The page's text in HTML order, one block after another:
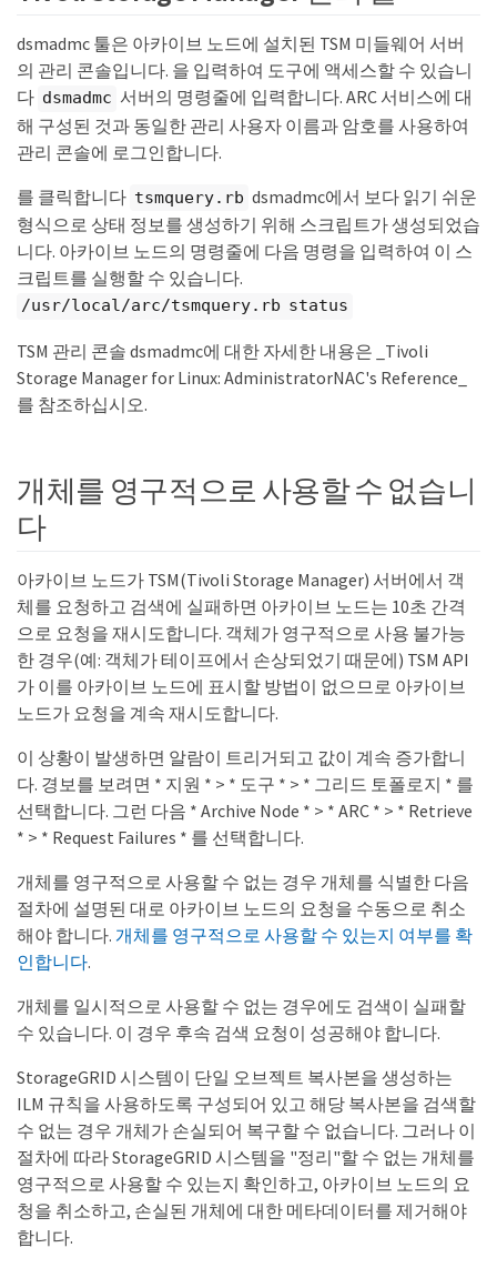
dsmadmc 툴은 아카이브 노드에 설치된 TSM 미들웨어 서버
의 관리 콘솔입니다. 을 입력하여 도구에 액세스할 수 있습니
다 dsmadmc 서버의 명령줄에 입력합니다. ARC 서비스에 대
해 구성된 것과 동일한 관리 사용자 이름과 암호를 사용하여
관리 콘솔에 로그인합니다.
를 클릭합니다 tsmquery.rb dsmadmc에서 보다 읽기 쉬운
형식으로 상태 정보를 생성하기 위해 스크립트가 생성되었습
니다. 아카이브 노드의 명령줄에 다음 명령을 입력하여 이 스
크립트를 실행할 수 있습니다.
/usr/local/arc/tsmquery.rb status
TSM 관리 콘솔 dsmadmc에 대한 자세한 내용은 _Tivoli
Storage Manager for Linux: AdministratorNAC's Reference_
를 참조하십시오.
개체를 영구적으로 사용할 수 없습니
다
아카이브 노드가 TSM(Tivoli Storage Manager) 서버에서 객
체를 요청하고 검색에 실패하면 아카이브 노드는 10초 간격
으로 요청을 재시도합니다. 객체가 영구적으로 사용 불가능
한 경우(예: 객체가 테이프에서 손상되었기 때문에) TSM API
가 이를 아카이브 노드에 표시할 방법이 없으므로 아카이브
노드가 요청을 계속 재시도합니다.
이 상황이 발생하면 알람이 트리거되고 값이 계속 증가합니
다. 경보를 보려면 * 지원 * > * 도구 * > * 그리드 토폴로지 * 를
선택합니다. 그런 다음 * Archive Node * > * ARC * > * Retrieve
* > * Request Failures * 를 선택합니다.
개체를 영구적으로 사용할 수 없는 경우 개체를 식별한 다음
절차에 설명된 대로 아카이브 노드의 요청을 수동으로 취소
해야 합니다. 개체를 영구적으로 사용할 수 있는지 여부를 확
인합니다.
개체를 일시적으로 사용할 수 없는 경우에도 검색이 실패할
수 있습니다. 이 경우 후속 검색 요청이 성공해야 합니다.
StorageGRID 시스템이 단일 오브젝트 복사본을 생성하는
ILM 규칙을 사용하도록 구성되어 있고 해당 복사본을 검색할
수 없는 경우 개체가 손실되어 복구할 수 없습니다. 그러나 이
절차에 따라 StorageGRID 시스템을 "정리"할 수 없는 개체를
영구적으로 사용할 수 있는지 확인하고, 아카이브 노드의 요
청을 취소하고, 손실된 개체에 대한 메타데이터를 제거해야
합니다.